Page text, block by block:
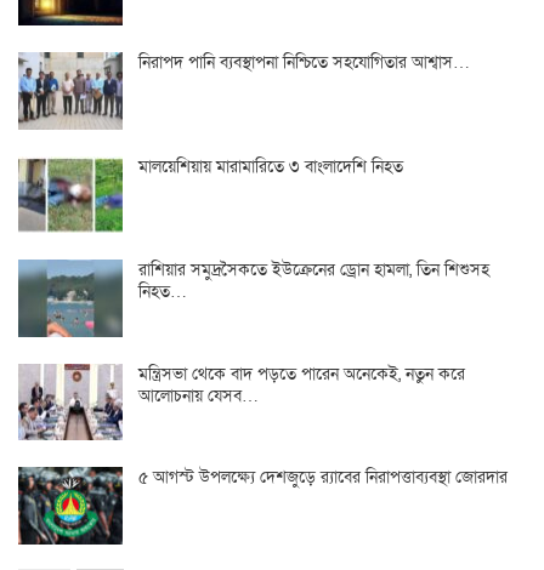
নিরাপদ পানি ব্যবস্থাপনা নিশ্চিতে সহযোগিতার আশ্বাস…
মালয়েশিয়ায় মারামারিতে ৩ বাংলাদেশি নিহত
রাশিয়ার সমুদ্রসৈকতে ইউক্রেনের ড্রোন হামলা, তিন শিশুসহ
নিহত…
মন্ত্রিসভা থেকে বাদ পড়তে পারেন অনেকেই, নতুন করে
আলোচনায় যেসব…
৫ আগস্ট উপলক্ষ্যে দেশজুড়ে র‌্যাবের নিরাপত্তাব্যবস্থা জোরদার